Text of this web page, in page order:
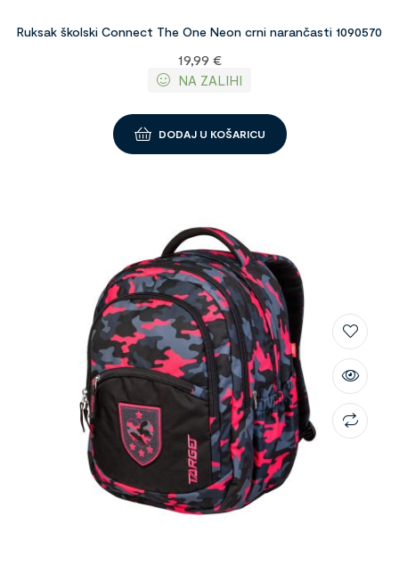
Ruksak školski Connect The One Neon crni narančasti 1090570
19,99 €
NA ZALIHI
DODAJ U KOŠARICU